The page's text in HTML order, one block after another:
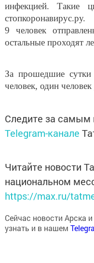
инфекцией. Такие
стопкоронавирус.ру.
9 человек
остальные проходят
За прошедшие
человек, один
Следите за
Telegram-канале
Читайте новости
национальном
https://max.ru/
Сейчас новости Арска
узнать и в нашем